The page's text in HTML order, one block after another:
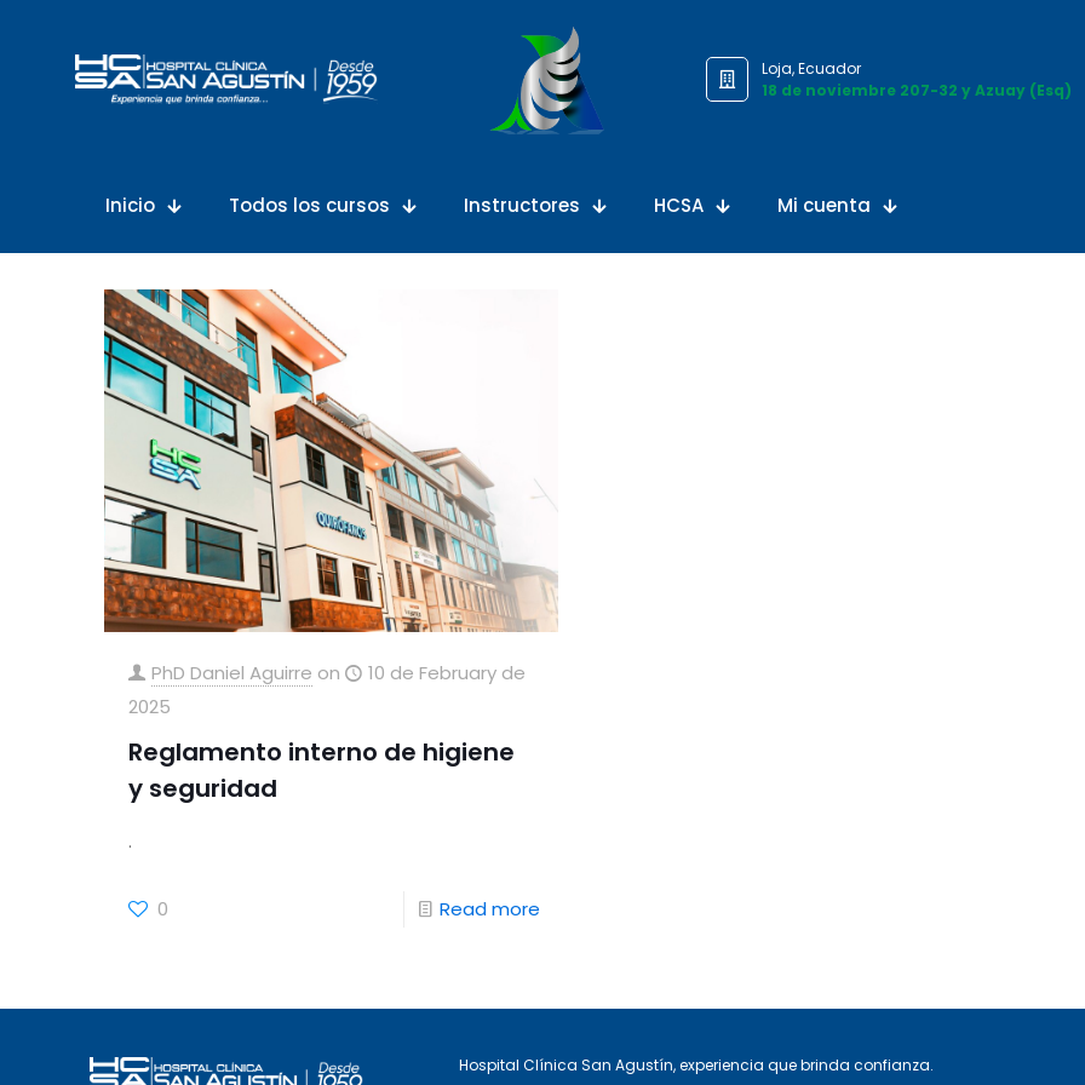
Loja, Ecuador
18 de noviembre 207-32 y Azuay (Esq)
Inicio Todos los cursos Instructores HCSA Mi cuenta
PhD Daniel Aguirre on
10 de February de
2025
Reglamento interno de higiene
y seguridad
.
0 Read more
Hospital Clínica San Agustín, experiencia que brinda confianza.